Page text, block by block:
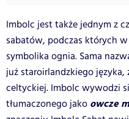
Imbolc jest także jednym z
sabatów, podczas których
symbolika ognia. Sama
już staroirlandzkiego
celtyckiej. Imbolc wywodzi
tłumaczonego jako owcze